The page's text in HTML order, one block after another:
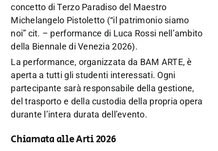
concetto di Terzo Paradiso del Maestro
Michelangelo Pistoletto (“il patrimonio siamo
noi” cit. – performance di Luca Rossi nell’ambito
della Biennale di Venezia 2026).
La performance, organizzata da BAM ARTE, è
aperta a tutti gli studenti interessati. Ogni
partecipante sarà responsabile della gestione,
del trasporto e della custodia della propria opera
durante l’intera durata dell’evento.
Chiamata alle Arti 2026